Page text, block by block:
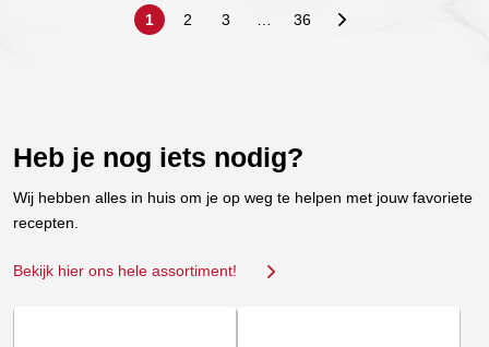
1 2 3 … 36
Heb je nog iets nodig?
Wij hebben alles in huis om je op weg te helpen met jouw favoriete
recepten.
Bekijk hier ons hele assortiment!